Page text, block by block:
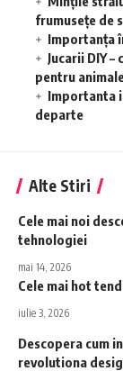
frumusețe de
Importanța
Jucarii DIY
pentru
Importanta
departe
Alte Stiri
Cele mai noi
tehnologiei
mai 14, 2026
Cele mai hot
iulie 3, 2026
Descopera cum
revolutiona